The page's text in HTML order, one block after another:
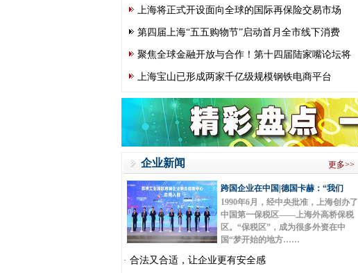
上海将正式开设面向全球的国际再保险交易市场
第四届上海“五五购物节”启动首月全市线下消费
聚焦全球金融开放与合作！第十四届陆家嘴论坛将
上海宝山已形成两家千亿级规模钢铁电商平台
企业新闻 更多>>
跨国企业在中国|德国卡赫：“我们
1990年6月，经中央批准，上海创办了
中国第一保税区——上海外高桥保税
区。“保税区”，成为很多外资在中
国“梦开始的地方……
· 合法又合适，让企业更有安全感